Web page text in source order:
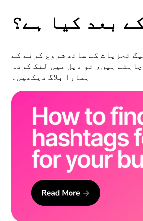
بعد کیا ہے؟
تجزیات کے ساتھ شروع کرنے کے
ہیں، تو ذیل میں لنک کردہ
ہمارا بلاگ دیکھیں۔